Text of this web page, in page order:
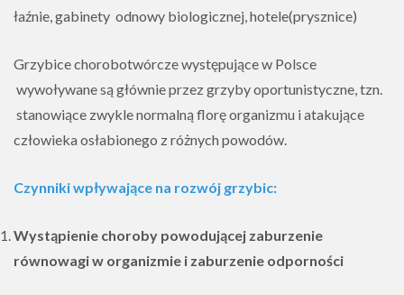
łaźnie, gabinety odnowy biologicznej, hotele(prysznice)
Grzybice chorobotwórcze występujące w Polsce
wywoływane są głównie przez grzyby oportunistyczne, tzn.
stanowiące zwykle normalną florę organizmu i atakujące
człowieka osłabionego z różnych powodów.
Czynniki wpływające na rozwój grzybic:
Wystąpienie choroby powodującej zaburzenie
równowagi w organizmie i zaburzenie odporności